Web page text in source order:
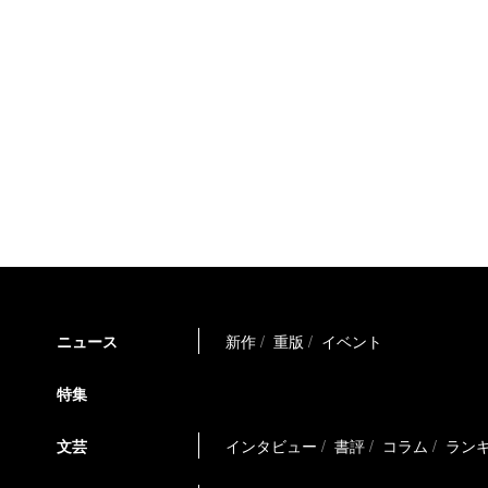
ニュース 新作 重版 イベント
特集
文芸 インタビュー 書評 コラム ラン